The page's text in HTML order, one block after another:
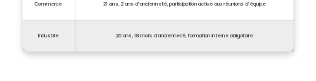
Commerce 21 ans, 2 ans d’ancienneté, participation active aux réunions d’équipe
Industrie 20 ans, 18 mois d’ancienneté, formation interne obligatoire